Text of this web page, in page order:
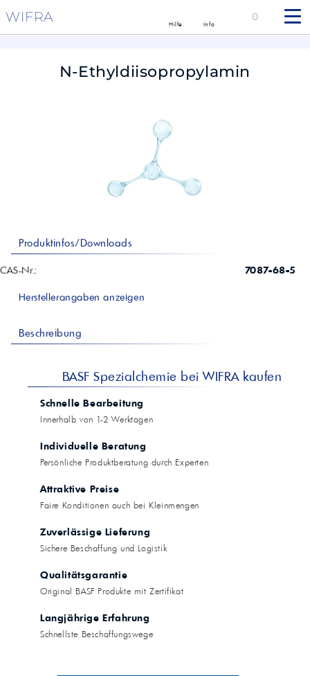
WIFRA Hilfe Info
0
N-Ethyldiisopropylamin
Produktinfos/Downloads
CAS-Nr.: 7087-68-5
Herstellerangaben anzeigen
Beschreibung
BASF Spezialchemie bei WIFRA kaufen
Schnelle Bearbeitung
Innerhalb von 1-2 Werktagen
Individuelle Beratung
Persönliche Produktberatung durch Experten
Attraktive Preise
Faire Konditionen auch bei Kleinmengen
Zuverlässige Lieferung
Sichere Beschaffung und Logistik
Qualitätsgarantie
Original BASF Produkte mit Zertifikat
Langjährige Erfahrung
Schnellste Beschaffungswege